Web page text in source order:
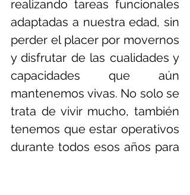
realizando tareas funcionales
adaptadas a nuestra edad, sin
perder el placer por movernos
y disfrutar de las cualidades y
capacidades que aún
mantenemos vivas. No solo se
trata de vivir mucho, también
tenemos que estar operativos
durante todos esos años para